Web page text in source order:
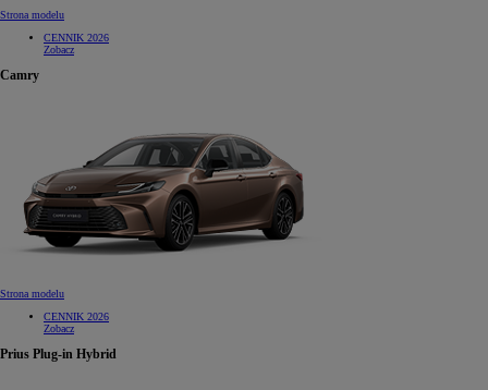
Strona modelu
CENNIK 2026
Zobacz
Camry
Strona modelu
CENNIK 2026
Zobacz
Prius Plug-in Hybrid